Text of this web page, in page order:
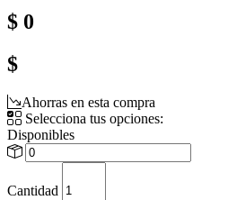
$ 0
$
Ahorras en esta compra
Selecciona tus opciones:
Disponibles
Cantidad